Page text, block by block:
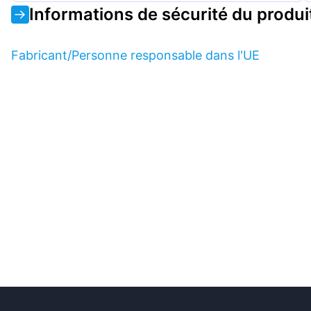
Informations de sécurité du
Fabricant/Personne responsable dans l'UE